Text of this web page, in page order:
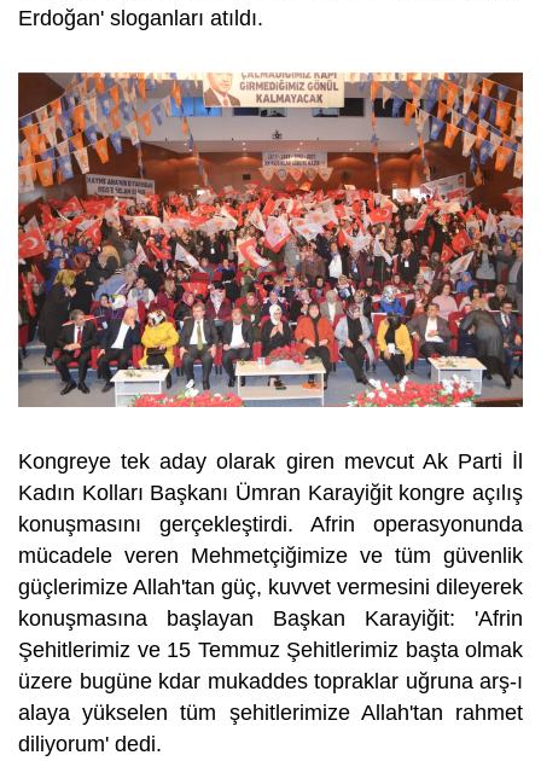
Erdoğan' sloganları atıldı.
Kongreye tek aday olarak giren mevcut Ak Parti İl
Kadın Kolları Başkanı Ümran Karayiğit kongre açılış
konuşmasını gerçekleştirdi. Afrin operasyonunda
mücadele veren Mehmetçiğimize ve tüm güvenlik
güçlerimize Allah'tan güç, kuvvet vermesini dileyerek
konuşmasına başlayan Başkan Karayiğit: 'Afrin
Şehitlerimiz ve 15 Temmuz Şehitlerimiz başta olmak
üzere bugüne kdar mukaddes topraklar uğruna arş-ı
alaya yükselen tüm şehitlerimize Allah'tan rahmet
diliyorum' dedi.